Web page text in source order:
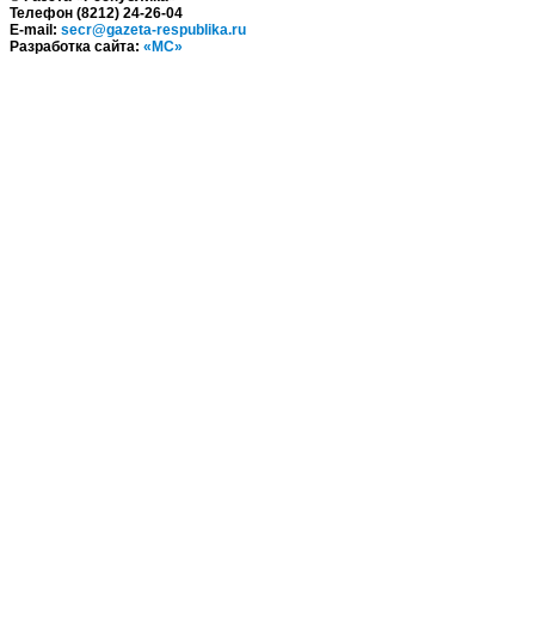
Телефон (8212) 24-26-04
E-mail: secr@gazeta-respublika.ru
Разработка сайта: «МС»